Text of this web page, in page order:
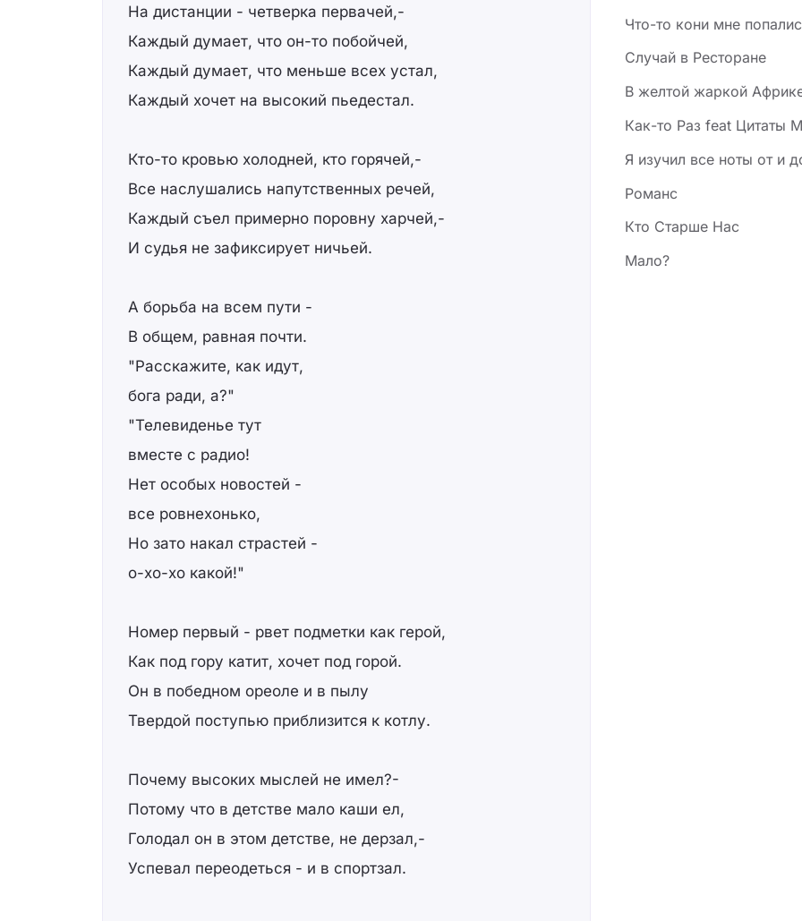
На дистанции - четверка первачей,-
Каждый думает, что он-то побойчей,
Каждый думает, что меньше всех устал,
Каждый хочет на высокий пьедестал.
Кто-то кровью холодней, кто горячей,-
Все наслушались напутственных речей,
Каждый съел примерно поровну харчей,-
И судья не зафиксирует ничьей.
А борьба на всем пути -
В общем, равная почти.
"Расскажите, как идут,
бога ради, а?"
"Телевиденье тут
вместе с радио!
Нет особых новостей -
все ровнехонько,
Но зато накал страстей -
о-хо-хо какой!"
Номер первый - рвет подметки как герой,
Как под гору катит, хочет под горой.
Он в победном ореоле и в пылу
Твердой поступью приблизится к котлу.
Почему высоких мыслей не имел?-
Потому что в детстве мало каши ел,
Голодал он в этом детстве, не дерзал,-
Успевал переодеться - и в спортзал.
Что-то кони мне
Случай в Ресторане
В желтой жаркой
Как-то Раз feat Цитаты
Я изучил все ноты от и
Романс
Кто Старше Нас
Мало?